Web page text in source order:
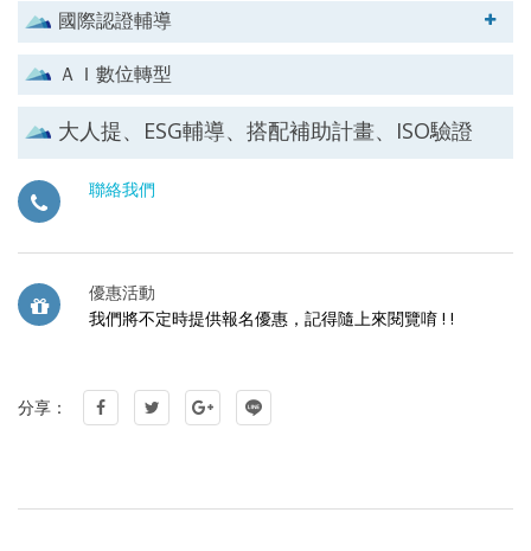
國際認證輔導
ＡＩ數位轉型
大人提、ESG輔導、搭配補助計畫、ISO驗證
聯絡我們
優惠活動
我們將不定時提供報名優惠，記得隨上來閱覽唷 ! !
分享：